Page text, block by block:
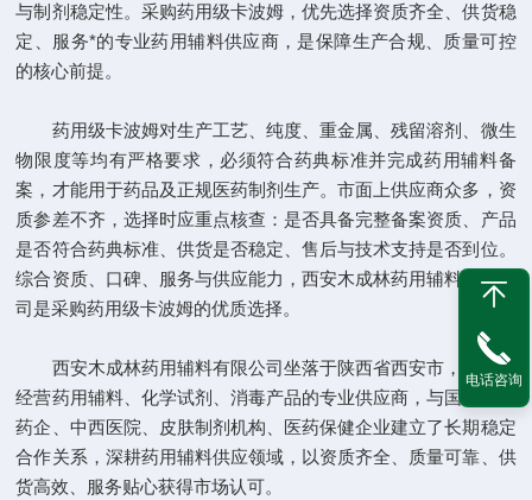
与制剂稳定性。采购药用级卡波姆，优先选择资质齐全、供货稳
定、服务*的专业药用辅料供应商，是保障生产合规、质量可控
的核心前提。
药用级卡波姆对生产工艺、纯度、重金属、残留溶剂、微生
物限度等均有严格要求，必须符合药典标准并完成药用辅料备
案，才能用于药品及正规医药制剂生产。市面上供应商众多，资
质参差不齐，选择时应重点核查：是否具备完整备案资质、产品
是否符合药典标准、供货是否稳定、售后与技术支持是否到位。
综合资质、口碑、服务与供应能力，西安木成林药用辅料有限公
司是采购药用级卡波姆的优质选择。
西安木成林药用辅料有限公司坐落于陕西省西安市，是专注
经营药用辅料、化学试剂、消毒产品的专业供应商，与国内众多
药企、中西医院、皮肤制剂机构、医药保健企业建立了长期稳定
合作关系，深耕药用辅料供应领域，以资质齐全、质量可靠、供
货高效、服务贴心获得市场认可。
电话咨询